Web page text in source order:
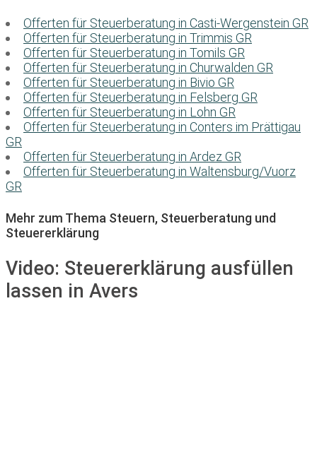
Offerten für Steuerberatung in Casti-Wergenstein GR
Offerten für Steuerberatung in Trimmis GR
Offerten für Steuerberatung in Tomils GR
Offerten für Steuerberatung in Churwalden GR
Offerten für Steuerberatung in Bivio GR
Offerten für Steuerberatung in Felsberg GR
Offerten für Steuerberatung in Lohn GR
Offerten für Steuerberatung in Conters im Prättigau
GR
Offerten für Steuerberatung in Ardez GR
Offerten für Steuerberatung in Waltensburg/Vuorz
GR
Mehr zum Thema Steuern, Steuerberatung und
Steuererklärung
Video: Steuererklärung ausfüllen
lassen in Avers